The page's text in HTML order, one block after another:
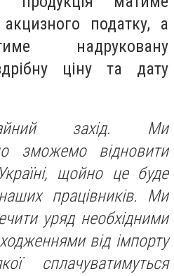
податку, а
надруковану
ціну та дату
захід. Ми
зможемо відновити
щойно це буде
працівників. Ми
уряд необхідними
від імпорту
сплачуватимуться